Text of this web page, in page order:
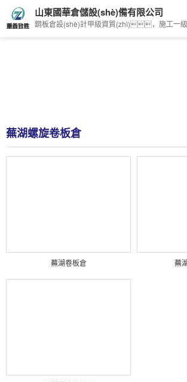
山東國華倉儲設(shè)備有限公司
鋼板倉設(shè)計甲級資質(zhì)，施工一
蕪湖螺旋卷板倉
蕪湖卷板倉 蕪